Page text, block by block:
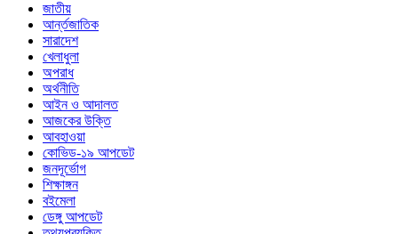
জাতীয়
আর্ন্তজাতিক
সারাদেশ
খেলাধুলা
অপরাধ
অর্থনীতি
আইন ও আদালত
আজকের উক্তি
আবহাওয়া
কোভিড-১৯ আপডেট
জনদূর্ভোগ
শিক্ষাঙ্গন
বইমেলা
ডেঙ্গু আপডেট